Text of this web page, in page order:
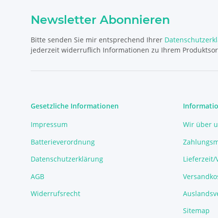
Newsletter Abonnieren
Bitte senden Sie mir entsprechend Ihrer
jederzeit widerruflich Informationen zu Ihrem
Gesetzliche Informationen
Impressum
Batterieverordnung
Datenschutzerklärung
AGB
Widerrufsrecht
Wir über
Lieferzeit/
Sitemap